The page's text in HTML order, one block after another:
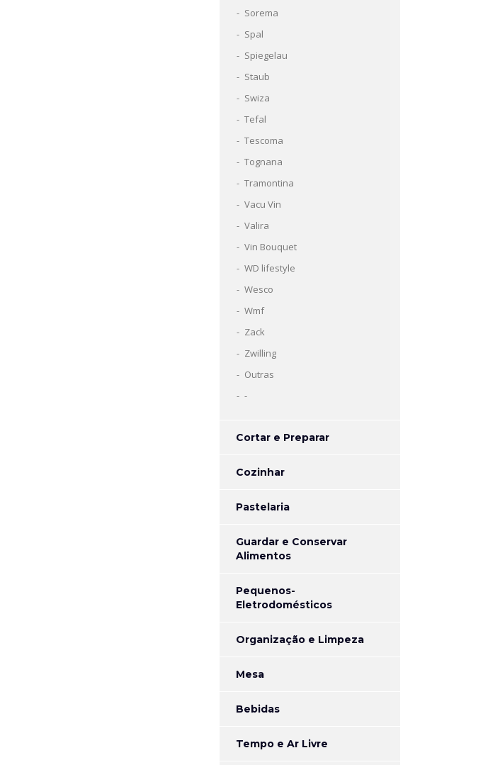
Sorema
Spal
Spiegelau
Staub
Swiza
Tefal
Tescoma
Tognana
Tramontina
Vacu Vin
Valira
Vin Bouquet
WD lifestyle
Wesco
Wmf
Zack
Zwilling
Outras
-
Cortar e Preparar
Cozinhar
Pastelaria
Guardar e Conservar
Alimentos
Pequenos-
Eletrodomésticos
Organização e Limpeza
Mesa
Bebidas
Tempo e Ar Livre